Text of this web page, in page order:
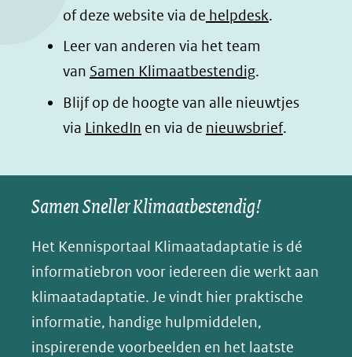
o
(opent
in
nieuw
venster)
naar
een
website)
I
(opent
in
nieuw
venster)
naar
een
website)
p
(opent
in
nieuw
venster)
naar
een
website)
e
p
B
l
e
s
y
(opent
in
nieuw
venster)
of deze website via de helpdesk.
Leer van anderen via het team
van Samen Klimaatbestendig.
Blijf op de hoogte van alle nieuwtjes
via LinkedIn (opent
nieuw
venster)
naar
een
andere
website)
en via de nieuwsbrief.
Samen Sneller Klimaatbestendig!
Het Kennisportaal Klimaatadaptatie is dé
informatiebron voor iedereen die werkt aan
klimaatadaptatie. Je vindt hier praktische
informatie, handige hulpmiddelen,
inspirerende voorbeelden en het laatste